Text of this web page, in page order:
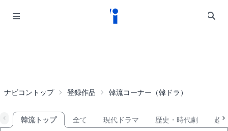
ナビコントップ 登録作品 韓流コーナー（韓ドラ）
韓流トップ 全て 現代ドラマ 歴史・時代劇 超